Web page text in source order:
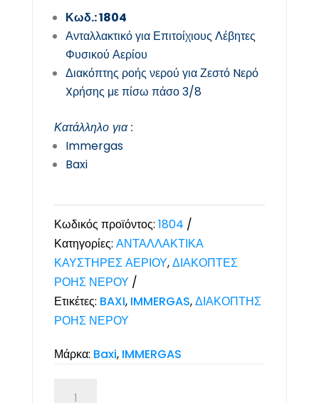
Κωδ.: 1804
Ανταλλακτικό για Επιτοίχιους Λέβητες
Φυσικού Αερίου
Διακόπτης ροής νερού για Ζεστό Nερό
Xρήσης με πίσω πάσο 3/8
Κατάλληλο για :
Immergas
Baxi
Κωδικός προϊόντος: 1804
Κατηγορίες: ΑΝΤΑΛΛΑΚΤΙΚΑ
ΚΑΥΣΤΗΡΕΣ ΑΕΡΙΟΥ,ΔΙΑΚΟΠΤΕΣ
ΡΟΗΣ ΝΕΡΟΥ
Ετικέτες: BAXI, IMMERGAS,ΔΙΑΚΟΠΤΗΣ
ΡΟΗΣ ΝΕΡΟΥ
Μάρκα: Baxi, IMMERGAS